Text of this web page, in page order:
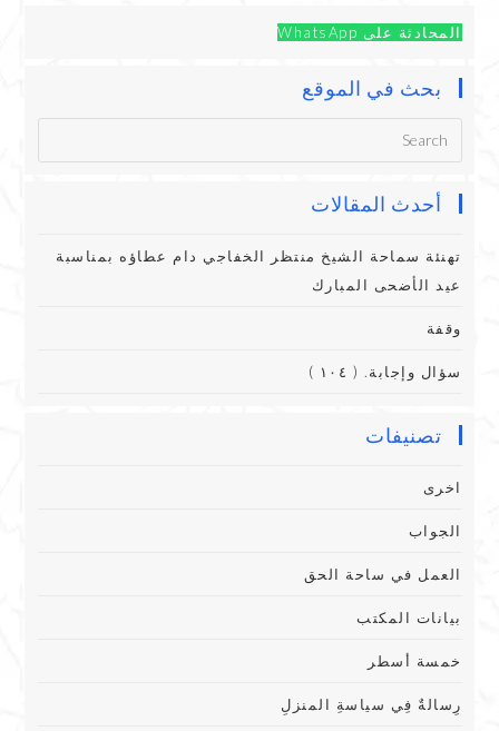
المحادثة على WhatsApp
بحث في الموقع
أحدث المقالات
تهنئة سماحة الشيخ منتظر الخفاجي دام عطاؤه بمناسبة
عيد الأضحى المبارك
وقفة
سؤال وإجابة. ( ١٠٤ )
تصنيفات
اخرى
الجواب
العمل في ساحة الحق
بيانات المكتب
خمسة أسطر
رِسالةٌ فِي سياسةِ المنزلِ